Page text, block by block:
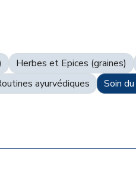
Herbes et Epices (graines)
ayurvédiques Soin